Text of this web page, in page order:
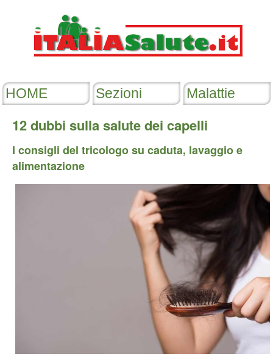
12 dubbi sulla salute dei capelli
I consigli del tricologo su caduta, lavaggio e
alimentazione